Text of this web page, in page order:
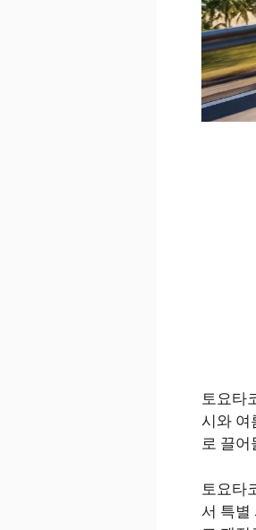
토요타
시와 여
로 끌어
토요타
서 특별